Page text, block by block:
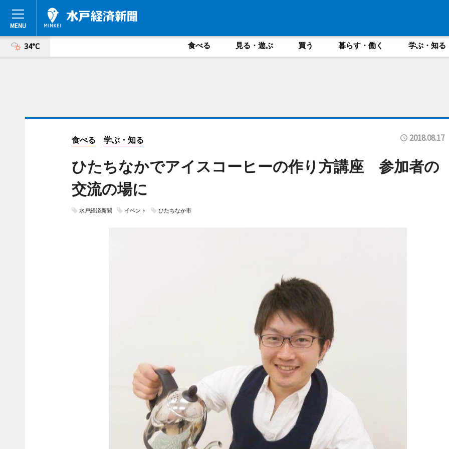
34°C 食べる 見る・遊ぶ 買う 暮らす・働く 学ぶ・知る
食べる 学ぶ・知る 2018.08.17
ひたちなかでアイスコーヒーの作り方講座 参加者の
交流の場に
水戸経済新聞 イベント ひたちなか市